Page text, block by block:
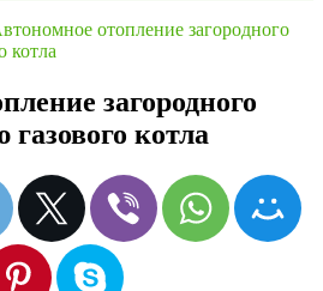
отопление загородного
котла
загородного
котла